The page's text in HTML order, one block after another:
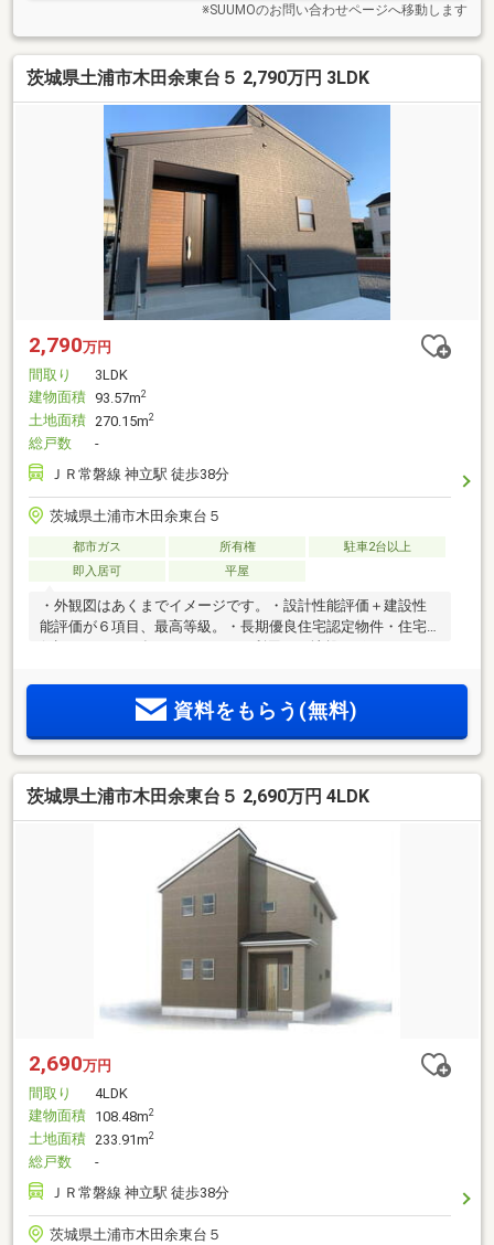
※SUUMOのお問い合わせページへ移動します
茨城県土浦市木田余東台５ 2,790万円 3LDK
2,790万円
間取り
3LDK
建物面積 93.57m2
土地面積 270.15m2
総戸数
-
ＪＲ常磐線 神立駅 徒歩38分
茨城県土浦市木田余東台５
都市ガス 所有権
駐車2台以上
即入居可
平屋
・外観図はあくまでイメージです。・設計性能評価＋建設性
能評価が６項目、最高等級。・長期優良住宅認定物件・住宅
資料をもらう(無料)
茨城県土浦市木田余東台５ 2,690万円 4LDK
2,690万円
間取り
4LDK
建物面積 108.48m2
土地面積 233.91m2
総戸数
-
ＪＲ常磐線 神立駅 徒歩38分
茨城県土浦市木田余東台５